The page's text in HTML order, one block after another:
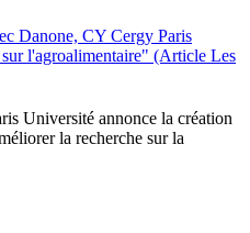
Université annonce la création
la recherche sur la